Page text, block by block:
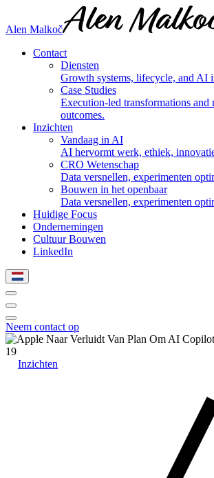
Alen Malkoč
Contact
Diensten
Growth systems, lifecycle, and AI
Case Studies
Execution-led transformations and
outcomes.
Inzichten
Vandaag in AI
AI hervormt werk, ethiek,
CRO Wetenschap
Data versnellen, experimenten
Bouwen in het openbaar
Data versnellen, experimenten
Huidige Focus
Ondernemingen
Cultuur Bouwen
LinkedIn
Neem contact op
Inzichten